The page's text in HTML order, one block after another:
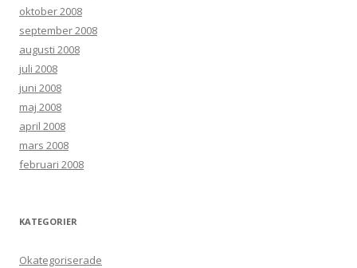
oktober 2008
september 2008
augusti 2008
juli 2008
juni 2008
maj 2008
april 2008
mars 2008
februari 2008
KATEGORIER
Okategoriserade